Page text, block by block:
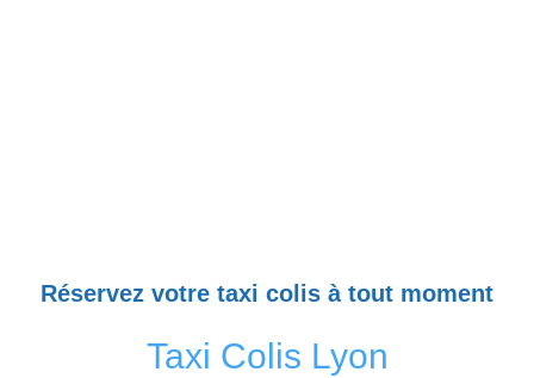
Réservez votre taxi colis à tout moment
Taxi Colis Lyon